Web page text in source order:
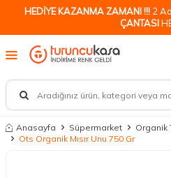
HEDİYE KAZANMA ZAMANI !!! 2
ÇANTASI
Anasayfa Süpermarket Organik
Ots Organik Mısır Unu 750 Gr